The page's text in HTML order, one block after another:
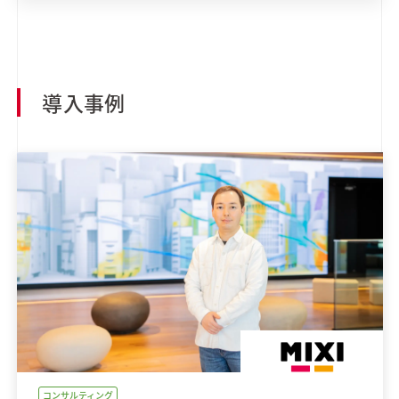
導入事例
コンサルティング